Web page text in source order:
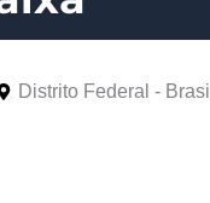
Distrito Federal - Brasil